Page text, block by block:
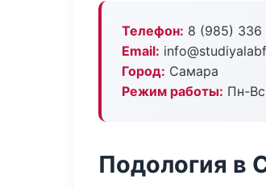
Телефон: 8 (985) 336
Email:
Город: Самара
Режим работы: Пн-
Подология в